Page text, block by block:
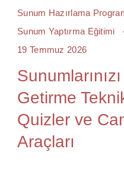
Sunum Hazırlama
Sunum Yaptırma Eğitimi
19 Temmuz 2026
Getirme
Quizler ve
Araçları